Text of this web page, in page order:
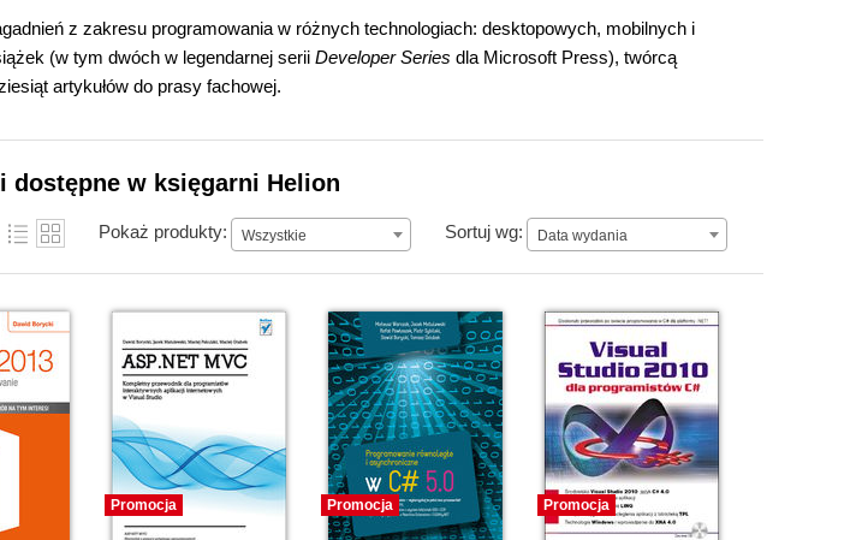
z zakresu programowania w różnych technologiach: desktopowych, mobilnych i
(w tym dwóch w legendarnej serii Developer Series dla Microsoft Press), twórcą
artykułów do prasy fachowej.
dostępne w księgarni Helion
Pokaż produkty: Wszystkie Sortuj wg: Data wydania
Data wydania
Promocja Promocja Promocja